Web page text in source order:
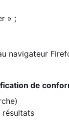
» ;
navigateur
de
résultats